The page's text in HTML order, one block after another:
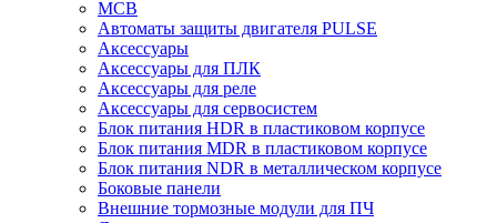
MCB
Автоматы защиты двигателя PULSE
Аксессуары
Аксессуары для ПЛК
Аксессуары для реле
Аксессуары для сервосистем
Блок питания HDR в пластиковом корпусе
Блок питания MDR в пластиковом корпусе
Блок питания NDR в металлическом корпусе
Боковые панели
Внешние тормозные модули для ПЧ